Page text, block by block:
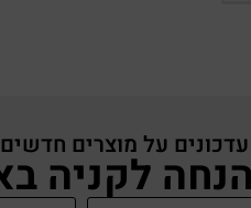
על מוצרים חדשים